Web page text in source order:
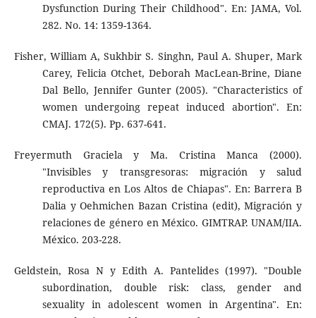
Dysfunction During Their Childhood". En: JAMA, Vol.
282. No. 14: 1359-1364.
Fisher, William A, Sukhbir S. Singhn, Paul A. Shuper, Mark
Carey, Felicia Otchet, Deborah MacLean-Brine, Diane
Dal Bello, Jennifer Gunter (2005). "Characteristics of
women undergoing repeat induced abortion". En:
CMAJ. 172(5). Pp. 637-641.
Freyermuth Graciela y Ma. Cristina Manca (2000).
"Invisibles y transgresoras: migración y salud
reproductiva en Los Altos de Chiapas". En: Barrera B
Dalia y Oehmichen Bazan Cristina (edit), Migración y
relaciones de género en México. GIMTRAP. UNAM/IIA.
México. 203-228.
Geldstein, Rosa N y Edith A. Pantelides (1997). "Double
subordination, double risk: class, gender and
sexuality in adolescent women in Argentina". En: